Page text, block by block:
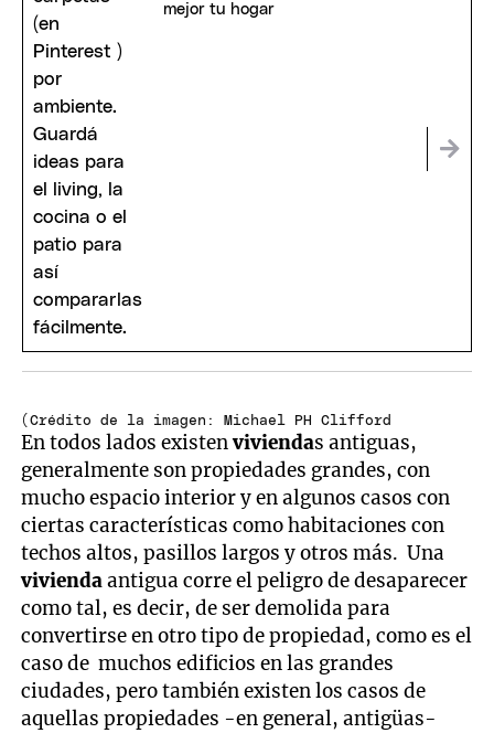
mejor tu hogar
(Crédito de la imagen: Michael PH Clifford
En todos lados existenviviendas antiguas,
generalmente son propiedades grandes, con
mucho espacio interior y en algunos casos con
ciertas características como habitaciones con
techos altos, pasillos largos y otros más. Una
viviendaantigua corre el peligro de desaparecer
como tal, es decir, de ser demolida para
convertirse en otro tipo de propiedad, como es el
caso de muchos edificios en las grandes
ciudades, pero también existen los casos de
aquellas propiedades -en general, antigüas-